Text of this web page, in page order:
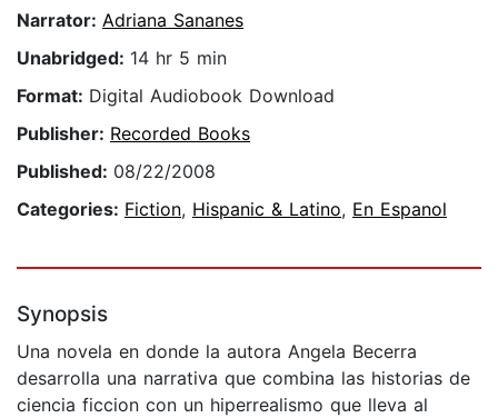
Narrator: Adriana Sananes
Unabridged: 14 hr 5 min
Format: Digital Audiobook Download
Publisher: Recorded Books
Published: 08/22/2008
Categories: Fiction, Hispanic & Latino, En Espanol
Synopsis
Una novela en donde la autora Angela Becerra
desarrolla una narrativa que combina las historias de
ciencia ficcion con un hiperrealismo que lleva al